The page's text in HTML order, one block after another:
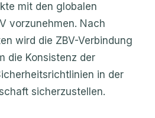
mit den globalen
vorzunehmen. Nach
wird die ZBV-Verbindung
die Konsistenz der
in der
sicherzustellen.